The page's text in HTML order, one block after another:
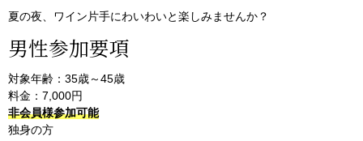
夏の夜、ワイン片手にわいわいと楽しみませんか？
男性参加要項
対象年齢：35歳～45歳
料金：7,000円
非会員様参加可能
独身の方